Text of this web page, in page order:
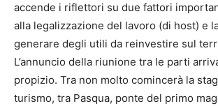
accende i riflettori su due fattori
alla legalizzazione del lavoro (di host) e
generare degli utili da reinvestire sul
L’annuncio della riunione tra le parti
propizio. Tra non molto comincerà la
turismo, tra Pasqua, ponte del primo